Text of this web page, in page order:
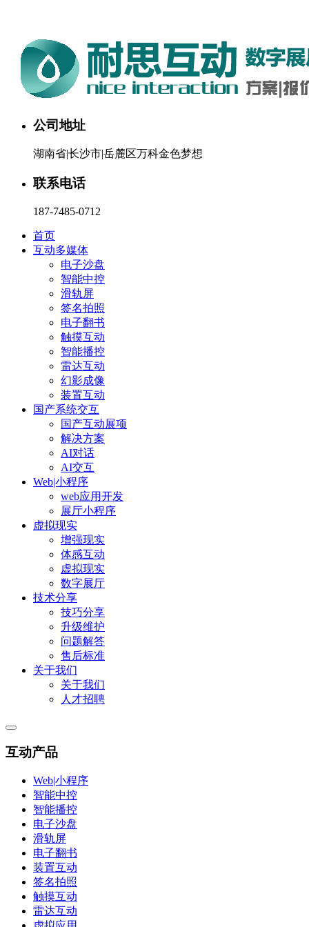
公司地址
湖南省|长沙市|岳麓区万科金色梦想
联系电话
187-7485-0712
首页
互动多媒体
电子沙盘
智能中控
滑轨屏
签名拍照
电子翻书
触摸互动
智能播控
雷达互动
幻影成像
装置互动
国产系统交互
国产互动展项
解决方案
AI对话
AI交互
Web|小程序
web应用开发
展厅小程序
虚拟现实
增强现实
体感互动
虚拟现实
数字展厅
技术分享
技巧分享
升级维护
问题解答
售后标准
关于我们
关于我们
人才招聘
互动产品
Web|小程序
智能中控
智能播控
电子沙盘
滑轨屏
电子翻书
装置互动
签名拍照
触摸互动
雷达互动